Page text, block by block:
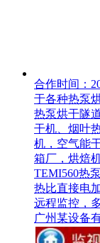
合作时间：
于各种热泵
热泵烘干隧
干机、烟叶
机，空气能
箱厂，烘焙
TEMI560热
热比直接电
远程监控，
广州某设备